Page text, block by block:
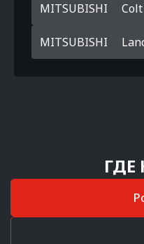
MITSUBISHI Colt
MITSUBISHI
ГДЕ